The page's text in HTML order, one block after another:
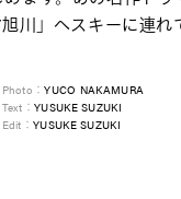
川」へスキーに連れ
Photo：YUCO NAKAMURA
Text：YUSUKE SUZUKI
Edit：YUSUKE SUZUKI